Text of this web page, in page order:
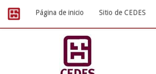
navigation
Página de inicio Sitio de CEDES